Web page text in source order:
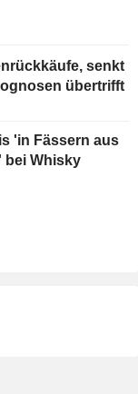
senkt
übertrifft
'in Fässern aus
bei Whisky